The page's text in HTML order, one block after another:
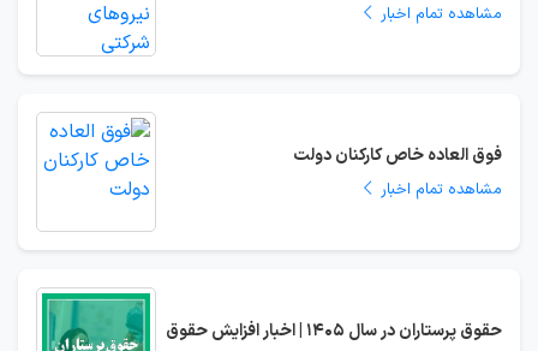
مشاهده تمام اخبار
فوق العاده خاص کارکنان دولت
مشاهده تمام اخبار
حقوق پرستاران در سال 1405 | اخبار افزایش حقوق